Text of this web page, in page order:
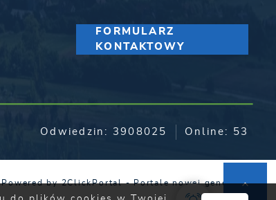
FORMULARZ
KONTAKTOWY
Odwiedzin: 3908025 Online: 53
by2ClickPortal- Portale nowej generacji